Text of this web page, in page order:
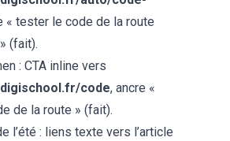
« tester le code de la route
(fait).
: CTA inline vers
code, ancre «
de la route » (fait).
l’été : liens texte vers l’article